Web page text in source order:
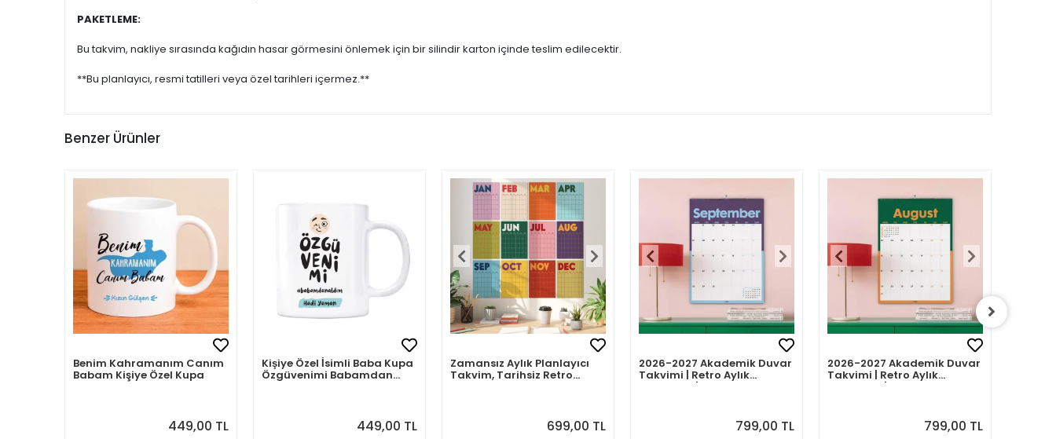
PAKETLEME:
Bu takvim, nakliye sırasında kağıdın hasar görmesini önlemek için bir silindir karton içinde teslim edilecektir.
**Bu planlayıcı, resmi tatilleri veya özel tarihleri içermez.**
Benzer Ürünler
Benim Kahramanım Canım
Babam Kişiye Özel Kupa
449,00 TL
Kişiye Özel İsimli Baba Kupa
Özgüvenimi Babamdan
449,00 TL
Zamansız Aylık Planlayıcı
Takvim, Tarihsiz Retro
699,00 TL
2026-2027 Akademik Duvar
Takvimi | Retro Aylık
Planlayıcı | Eylül 2026 -
799,00 TL
2026-2027 Akademik Duvar
Takvimi | Retro Aylık
Planlayıcı | Ağustos 2026 -
799,00 TL